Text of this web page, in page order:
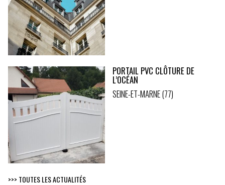
PORTAIL PVC CLÔTURE DE
L’OCÉAN
SEINE-ET-MARNE (77)
>>> TOUTES LES ACTUALITÉS